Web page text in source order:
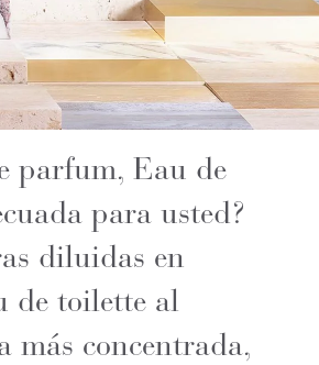
parfum, Eau de
para usted?
diluidas en
de toilette al
concentrada,